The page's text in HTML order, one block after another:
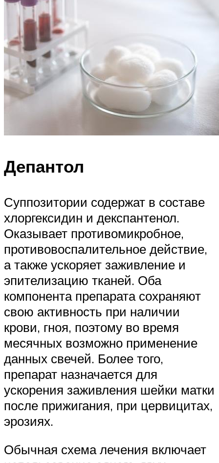
Депантол
Суппозитории содержат в составе
хлоргексидин и декспантенол.
Оказывает противомикробное,
противовоспалительное действие,
а также ускоряет заживление и
эпителизацию тканей. Оба
компонента препарата сохраняют
свою активность при наличии
крови, гноя, поэтому во время
месячных возможно применение
данных свечей. Более того,
препарат назначается для
ускорения заживления шейки матки
после прижигания, при цервицитах,
эрозиях.
Обычная схема лечения включает